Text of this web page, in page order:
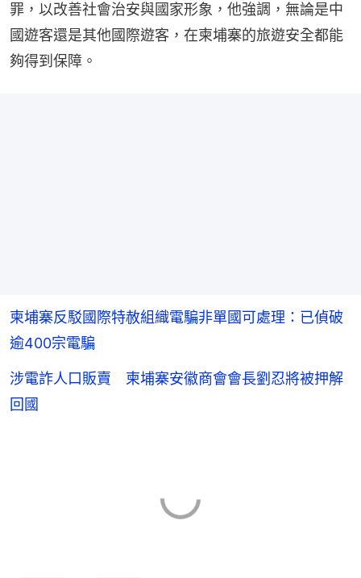
罪，以改善社會治安與國家形象，他強調，無論是中
國遊客還是其他國際遊客，在柬埔寨的旅遊安全都能
夠得到保障。
柬埔寨反駁國際特赦組織電騙非單國可處理：已偵破
逾400宗電騙
涉電詐人口販賣 柬埔寨安徽商會會長劉忍將被押解
回國